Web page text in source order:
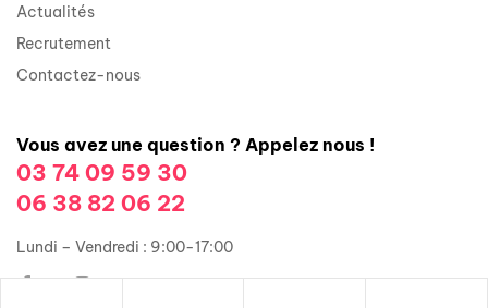
Actualités
Recrutement
Contactez-nous
Vous avez une question ? Appelez nous !
03 74 09 59 30
06 38 82 06 22
Lundi – Vendredi : 9:00-17:00